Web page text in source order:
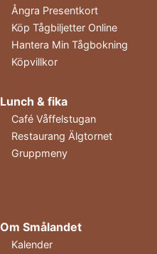
Ångra Presentkort
Köp Tågbiljetter Online
Hantera Min Tågbokning
Köpvillkor
Lunch & fika
Café Våffelstugan
Restaurang Älgtornet
Gruppmeny
Om Smålandet
Kalender